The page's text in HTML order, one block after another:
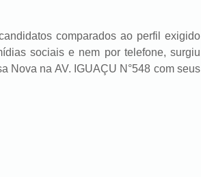
comparados ao perfil exigido
sociais e nem por telefone, surgiu
Nova na AV. IGUAÇU N°548 com seus